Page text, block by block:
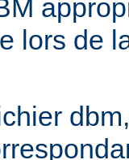
lors de